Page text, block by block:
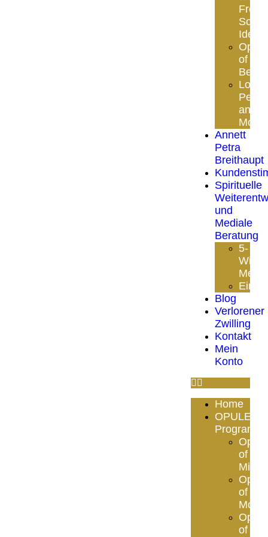
Soul
of
Love
and
Annett
Petra
Breithaupt
Spirituelle
und
Mediale
Beratung
5-
Blog
Verlorener
Zwilling
Kontakt
Mein
Konto
Home
OPULENZ
of
Mind
of
of